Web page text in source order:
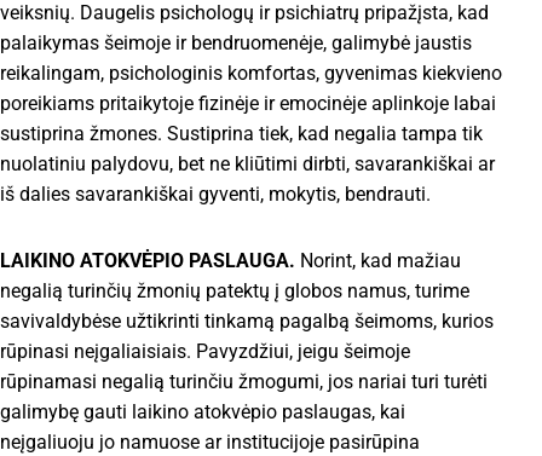
veiksnių. Daugelis psichologų ir psichiatrų pripažįsta, kad
palaikymas šeimoje ir bendruomenėje, galimybė jaustis
reikalingam, psichologinis komfortas, gyvenimas kiekvieno
poreikiams pritaikytoje fizinėje ir emocinėje aplinkoje labai
sustiprina žmones. Sustiprina tiek, kad negalia tampa tik
nuolatiniu palydovu, bet ne kliūtimi dirbti, savarankiškai ar
iš dalies savarankiškai gyventi, mokytis, bendrauti.
LAIKINO ATOKVĖPIO PASLAUGA. Norint, kad mažiau
negalią turinčių žmonių patektų į globos namus, turime
savivaldybėse užtikrinti tinkamą pagalbą šeimoms, kurios
rūpinasi neįgaliaisiais. Pavyzdžiui, jeigu šeimoje
rūpinamasi negalią turinčiu žmogumi, jos nariai turi turėti
galimybę gauti laikino atokvėpio paslaugas, kai
neįgaliuoju jo namuose ar institucijoje pasirūpina